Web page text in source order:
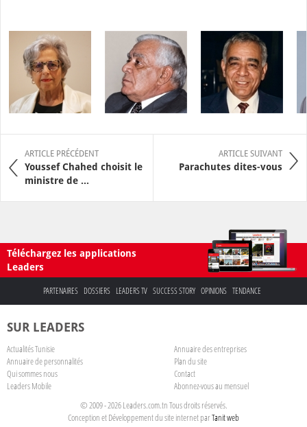
ARTICLE PRÉCÉDENT
Youssef Chahed choisit le
ministre de ...
ARTICLE SUIVANT
Parachutes dites-vous
Téléchargez les applications
Leaders
PARTENAIRES DOSSIERS LEADERS TV SUCCESS STORY OPINIONS TENDANCE
SUR LEADERS
Actualités Tunisie
Annuaire des entreprises
Annuaire de personnalités
Plan du site
Qui sommes nous
Contact
Leaders Mobile
Abonnez-vous au mensuel
© 2009 - 2026 Leaders.com.tn Tous droits réservés.
Conception et Développement du site internet parTanit web